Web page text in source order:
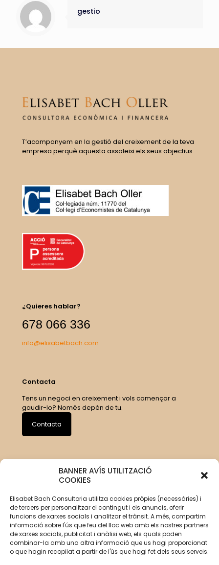
BANNER AVÍS UTILITZACIÓ
COOKIES
Elisabet Bach Consultoria utilitza cookies pròpies (necessàries) i
de tercers per personalitzar el contingut i els anuncis, oferir
funcions de xarxes socials i analitzar el trànsit. A més, compartim
informació sobre l'ús que feu del lloc web amb els nostres partners
de xarxes socials, publicitat i anàlisi web, els quals poden
combinar-la amb una altra informació que us hagi proporcionat
o que hagin recopilat a partir de l'ús que hagi fet dels seus serveis.
gestio
T’acompanyem en la gestió del creixement de la teva
empresa perquè aquesta assoleixi els seus objectius.
¿Quieres hablar?
678 066 336
info@elisabetbach.com
Contacta
Tens un negoci en creixement i vols començar a
gaudir-lo? Només depèn de tu.
Contacta